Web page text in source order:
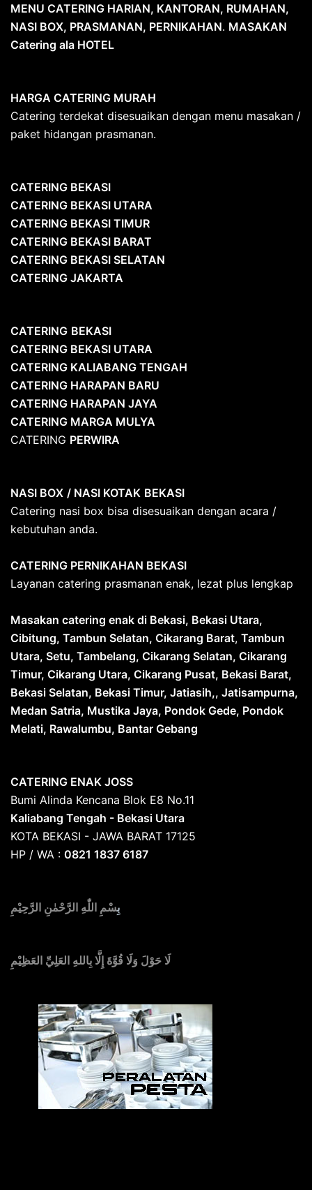
MENU CATERING HARIAN, KANTORAN, RUMAHAN,
NASI BOX, PRASMANAN, PERNIKAHAN. MASAKAN
Catering ala HOTEL
HARGA CATERING MURAH
Catering terdekat disesuaikan dengan menu masakan /
paket hidangan prasmanan.
CATERING BEKASI
CATERING BEKASI UTARA
CATERING BEKASI TIMUR
CATERING BEKASI BARAT
CATERING BEKASI SELATAN
CATERING JAKARTA
CATERING BEKASI
CATERING BEKASI UTARA
CATERING KALIABANG TENGAH
CATERING HARAPAN BARU
CATERING HARAPAN JAYA
CATERING MARGA MULYA
CATERING PERWIRA
NASI BOX / NASI KOTAK BEKASI
Catering nasi box bisa disesuaikan dengan acara /
kebutuhan anda.
CATERING PERNIKAHAN BEKASI
Layanan catering prasmanan enak, lezat plus lengkap
Masakan catering enak di Bekasi, Bekasi Utara,
Cibitung, Tambun Selatan, Cikarang Barat, Tambun
Utara, Setu, Tambelang, Cikarang Selatan, Cikarang
Timur, Cikarang Utara, Cikarang Pusat, Bekasi Barat,
Bekasi Selatan, Bekasi Timur, Jatiasih,, Jatisampurna,
Medan Satria, Mustika Jaya, Pondok Gede, Pondok
Melati, Rawalumbu, Bantar Gebang
CATERING ENAK JOSS
Bumi Alinda Kencana Blok E8 No.11
Kaliabang Tengah - Bekasi Utara
KOTA BEKASI - JAWA BARAT 17125
HP / WA : 0821 1837 6187
بِسْمِ اللّٰهِ الرَّحْمٰنِ الرَّحِيْمِ
لَا حَوْلَ وَلَا قُوَّةَ إِلَّا بِاللهِ العَلِيِّ العَظِيْمِ